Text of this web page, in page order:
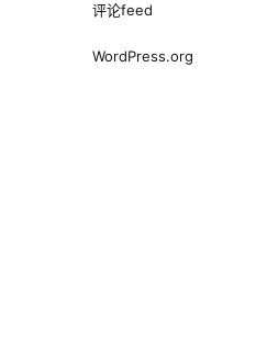
评论feed
WordPress.org